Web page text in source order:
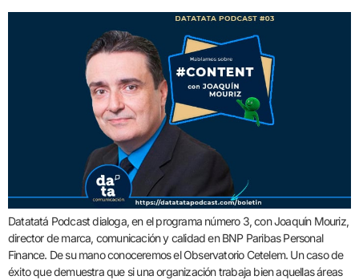
Datatatá Podcast dialoga, en el programa número 3, con Joaquín Mouriz,
director de marca, comunicación y calidad en BNP Paribas Personal
Finance. De su mano conoceremos el Observatorio Cetelem. Un caso de
éxito que demuestra que si una organización trabaja bien aquellas áreas